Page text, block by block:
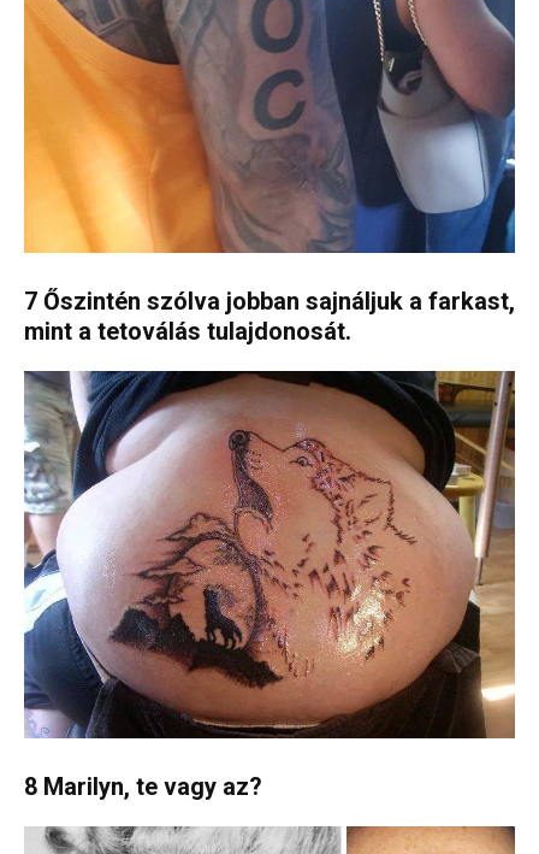
7 Őszintén szólva jobban sajnáljuk a farkast,
mint a tetoválás tulajdonosát.
8 Marilyn, te vagy az?